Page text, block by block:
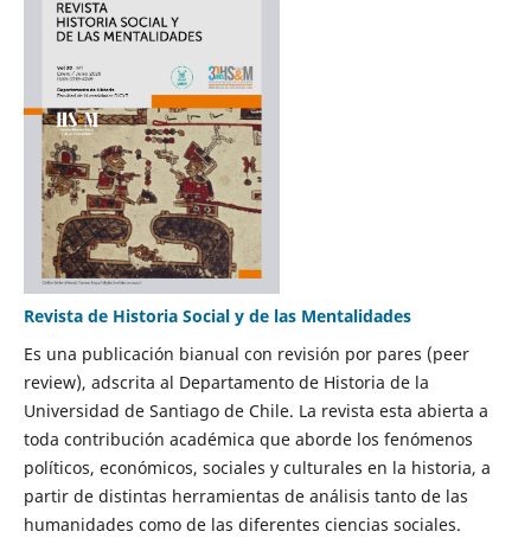
Revista de Historia Social y de las Mentalidades
Es una publicación bianual con revisión por pares (peer
review), adscrita al Departamento de Historia de la
Universidad de Santiago de Chile. La revista esta abierta a
toda contribución académica que aborde los fenómenos
políticos, económicos, sociales y culturales en la historia, a
partir de distintas herramientas de análisis tanto de las
humanidades como de las diferentes ciencias sociales.